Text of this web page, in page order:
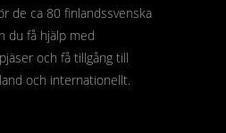
de ca 80 finlandssvenska
du få hjälp med
och få tillgång till
och internationellt.